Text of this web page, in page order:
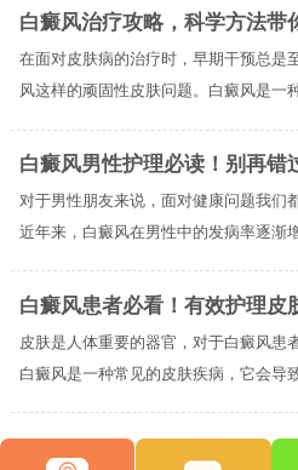
白癜风治疗攻略，科学方法带
在面对皮肤病的治疗时，早期干预总是
风这样的顽固性皮肤问题。白癜风是一
白癜风男性护理必读！别再错
对于男性朋友来说，面对健康问题我们
近年来，白癜风在男性中的发病率逐渐增
白癜风患者必看！有效护理皮
皮肤是人体重要的器官，对于白癜风患
白癜风是一种常见的皮肤疾病，它会导致